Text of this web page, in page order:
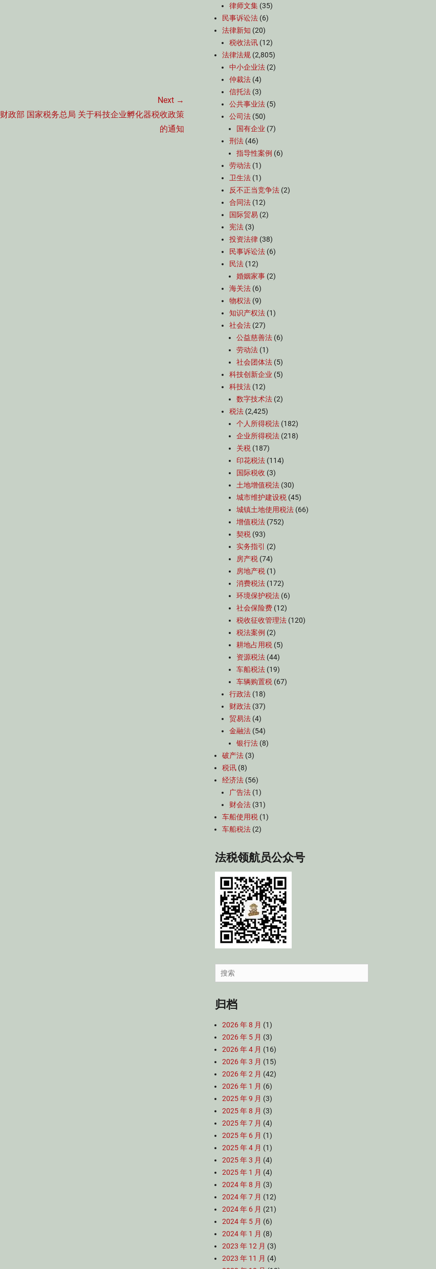
Next →
Next
财政部 国家税务总局 关于科技企业孵化器税收政策
的通知
律师文集 (35)
民事诉讼法 (6)
法律新知 (20)
税收法讯 (12)
法律法规 (2,805)
中小企业法 (2)
仲裁法 (4)
信托法 (3)
公共事业法 (5)
公司法 (50)
国有企业 (7)
刑法 (46)
指导性案例 (6)
劳动法 (1)
卫生法 (1)
反不正当竞争法 (2)
合同法 (12)
国际贸易 (2)
宪法 (3)
投资法律 (38)
民事诉讼法 (6)
民法 (12)
婚姻家事 (2)
海关法 (6)
物权法 (9)
知识产权法 (1)
社会法 (27)
公益慈善法 (6)
劳动法 (1)
社会团体法 (5)
科技创新企业 (5)
科技法 (12)
数字技术法 (2)
税法 (2,425)
个人所得税法 (182)
企业所得税法 (218)
关税 (187)
印花税法 (114)
国际税收 (3)
土地增值税法 (30)
城市维护建设税 (45)
城镇土地使用税法 (66)
增值税法 (752)
契税 (93)
实务指引
(2)
房产税 (74)
房地产税 (1)
消费税法 (172)
环境保护税法 (6)
社会保险费 (12)
税收征收管理法 (120)
税法案例 (2)
耕地占用税 (5)
资源税法 (44)
车船税法 (19)
车辆购置税 (67)
行政法 (18)
财政法 (37)
贸易法 (4)
金融法 (54)
银行法 (8)
破产法 (3)
税讯 (8)
经济法 (56)
广告法 (1)
财会法 (31)
车船使用税 (1)
车船税法 (2)
法税领航员公众号
Search
for:
归档
2026 年 8 月 (1)
2026 年 5 月 (3)
2026 年 4 月 (16)
2026 年 3 月 (15)
2026 年 2 月 (42)
2026 年 1 月 (6)
2025 年 9 月 (3)
2025 年 8 月 (3)
2025 年 7 月 (4)
2025 年 6 月 (1)
2025 年 4 月 (1)
2025 年 3 月 (4)
2025 年 1 月 (4)
2024 年 8 月 (3)
2024 年 7 月 (12)
2024 年 6 月 (21)
2024 年 5 月 (6)
2024 年 1 月 (8)
2023 年 12 月 (3)
2023 年 11 月 (4)